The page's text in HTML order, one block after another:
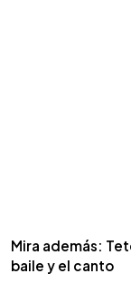
Mira además:
baile y el canto